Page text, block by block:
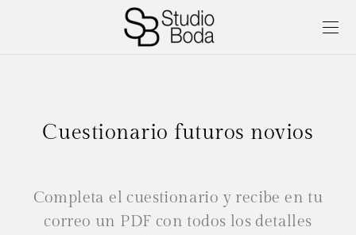
Cuestionario futuros novios
Completa el cuestionario y recibe en tu
correo un PDF con todos los detalles